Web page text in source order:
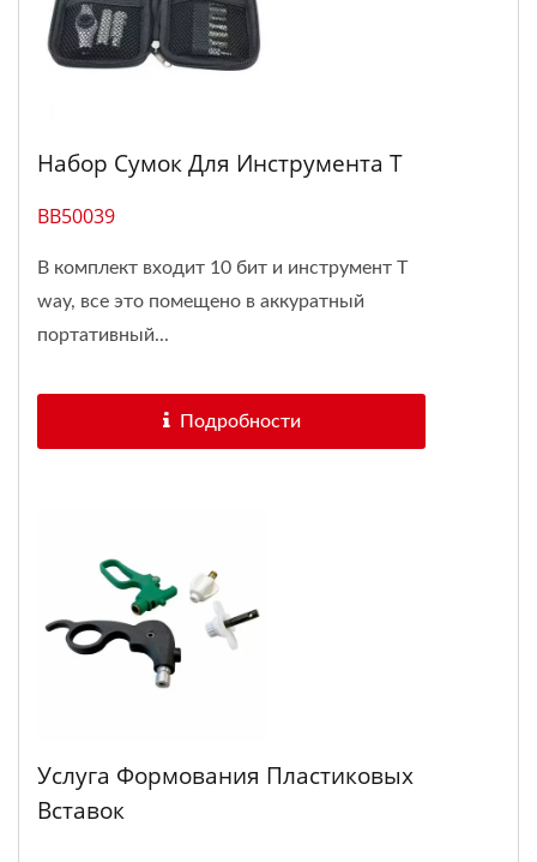
Набор Сумок Для Инструмента T
BB50039
В комплект входит 10 бит и инструмент T
way, все это помещено в аккуратный
портативный...
Подробности
Услуга Формования Пластиковых
Вставок